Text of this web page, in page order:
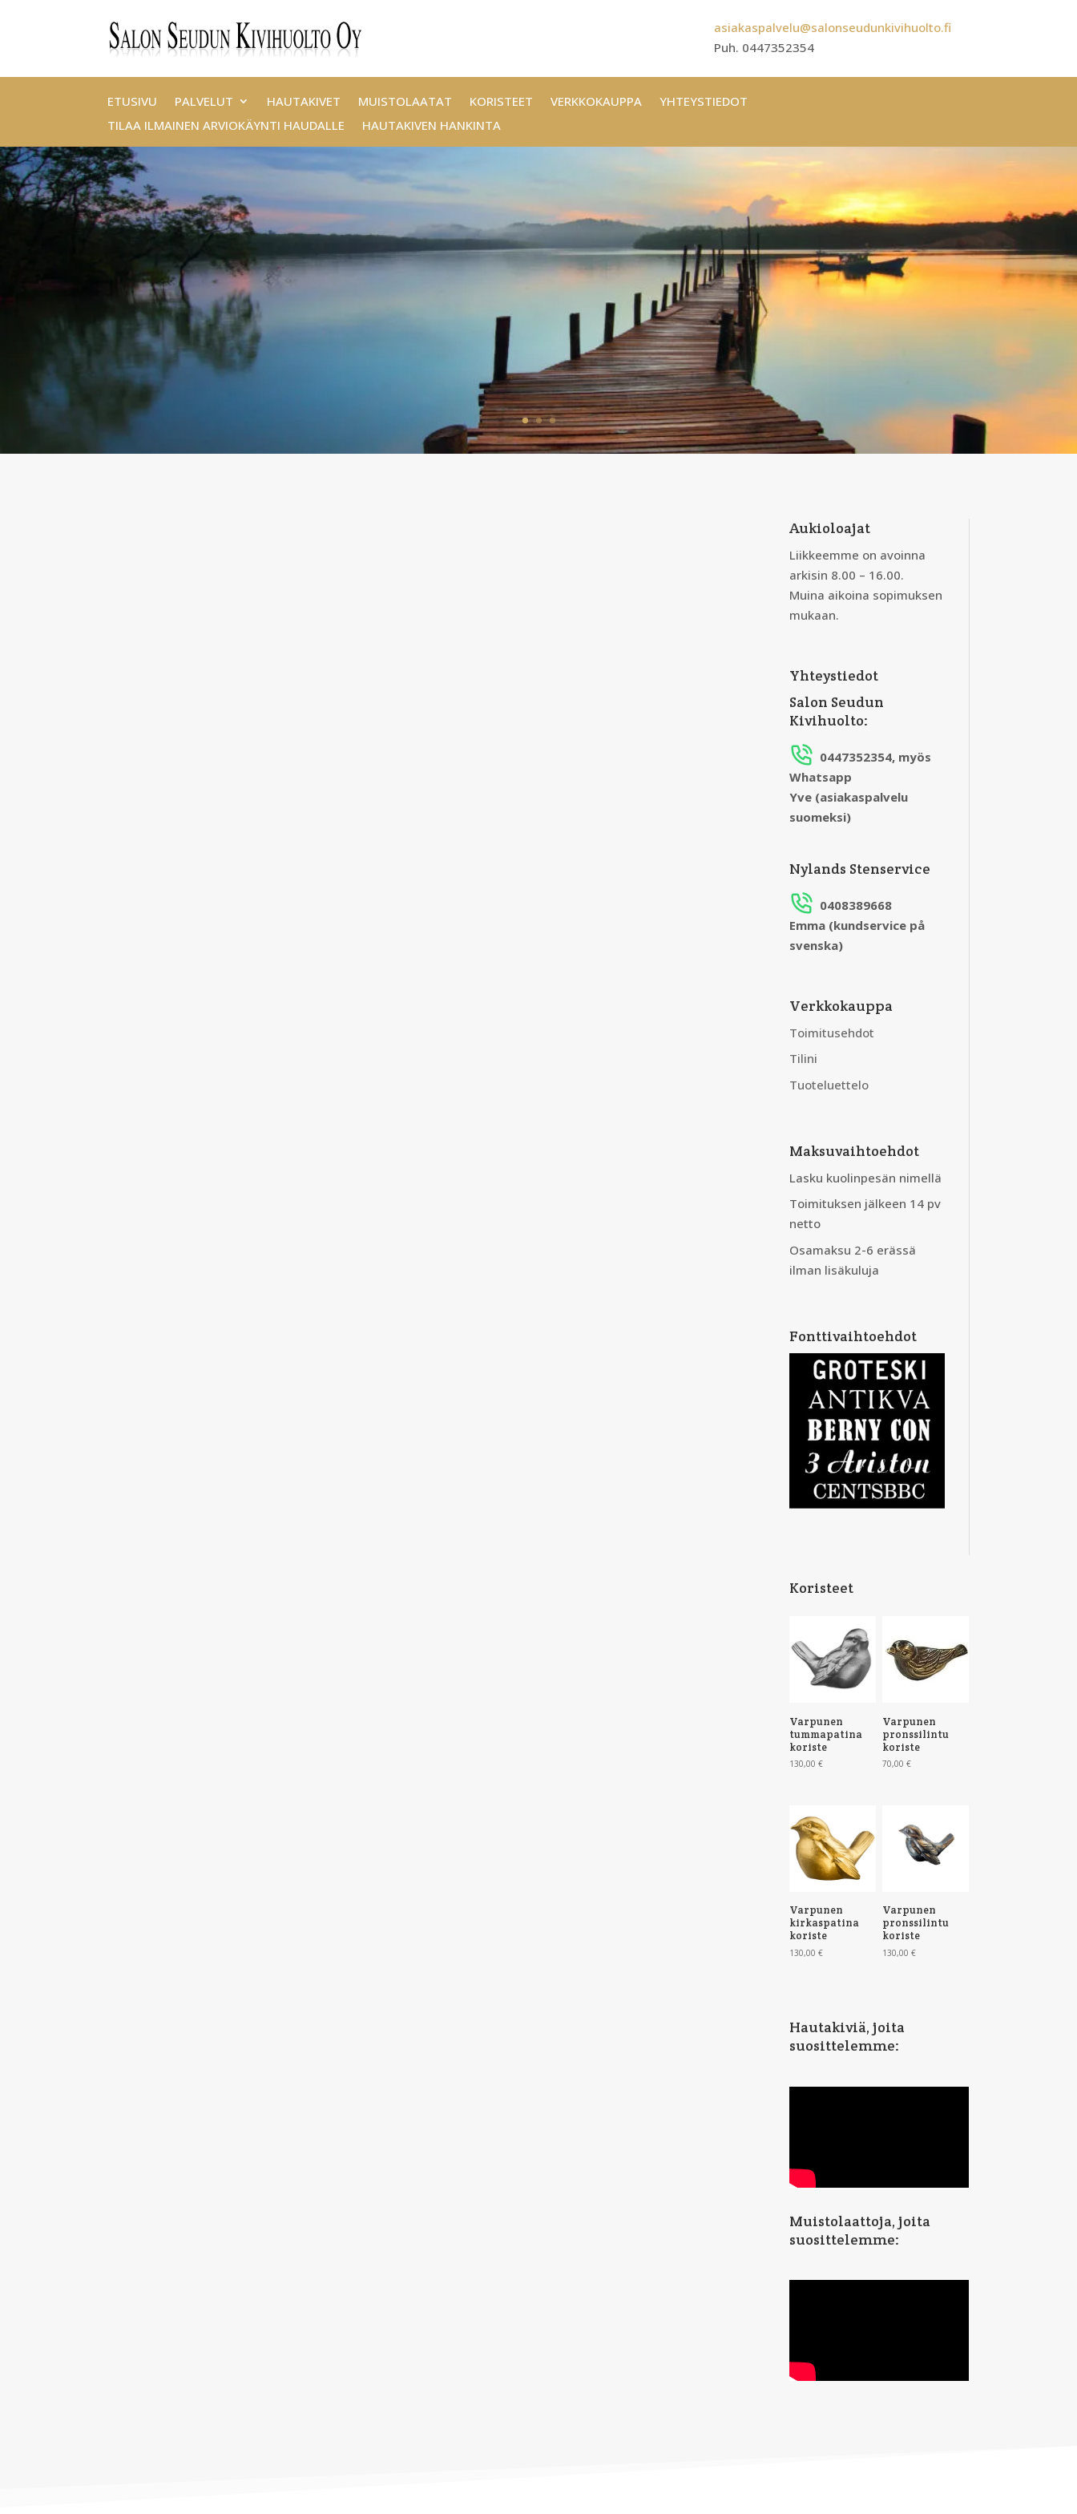
asiakaspalvelu@salonseudunkivihuolto.fi
Puh. 0447352354
ETUSIVU PALVELUT HAUTAKIVET MUISTOLAATAT KORISTEET VERKKOKAUPPA
YHTEYSTIEDOT
TILAA ILMAINEN ARVIOKÄYNTI HAUDALLE
HAUTAKIVEN HANKINTA
Aukioloajat
Liikkeemme on avoinna
arkisin 8.00 – 16.00.
Muina aikoina sopimuksen
mukaan.
Yhteystiedot
Salon Seudun
Kivihuolto:
0447352354, myös
Whatsapp
Yve (asiakaspalvelu
suomeksi)
Nylands Stenservice
0408389668
Emma (kundservice på
svenska)
Verkkokauppa
Toimitusehdot
Tilini
Tuoteluettelo
Maksuvaihtoehdot
Lasku kuolinpesän nimellä
Toimituksen jälkeen 14 pv
netto
Osamaksu 2-6 erässä
ilman lisäkuluja
Fonttivaihtoehdot
Koristeet
Varpunen
tummapatina
koriste
130,00€
Varpunen
pronssilintu
koriste
70,00€
Varpunen
kirkaspatina
koriste
130,00€
Varpunen
pronssilintu
koriste
130,00€
Hautakiviä, joita
suosittelemme:
Muistolaattoja, joita
suosittelemme: